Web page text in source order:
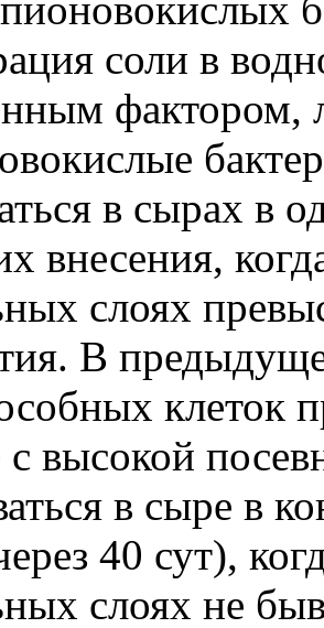
соли в
в сырах в
внесения,
слоях
В
клеток
с высокой
в сыре в
40 сут),
слоях не